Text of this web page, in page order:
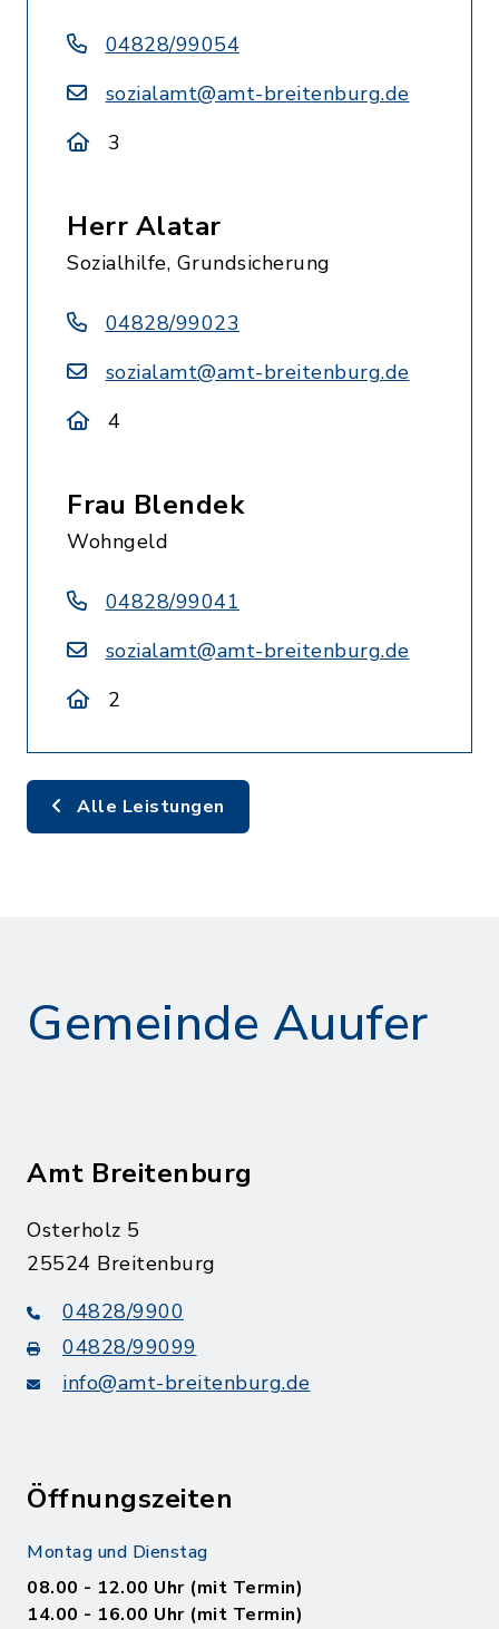
04828/99054
sozialamt@amt-breitenburg.de
3
Herr Alatar
Sozialhilfe, Grundsicherung
04828/99023
sozialamt@amt-breitenburg.de
4
Frau Blendek
Wohngeld
04828/99041
sozialamt@amt-breitenburg.de
2
Alle Leistungen
Gemeinde Auufer
Amt Breitenburg
Osterholz 5
25524 Breitenburg
04828/9900
04828/99099
info@amt-breitenburg.de
Öffnungszeiten
Montag und Dienstag
08.00 - 12.00 Uhr (mit Termin)
14.00 - 16.00 Uhr (mit Termin)